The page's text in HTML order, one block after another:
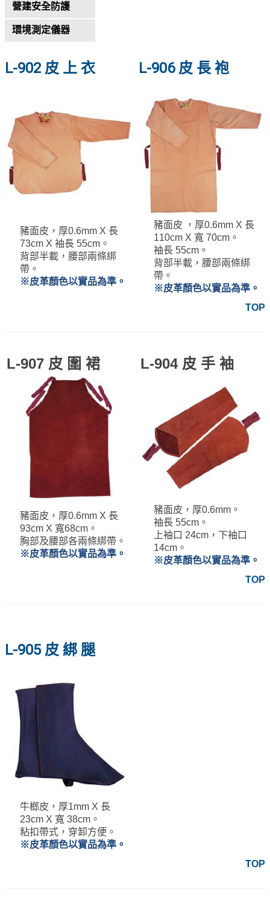
營建安全防護
環境測定儀器
L-902 皮 上 衣 L-906 皮 長 袍
豬面皮，厚0.6mm X 長
73cm X 袖長 55cm。
背部半載，腰部兩條綁
帶。
※皮革顏色以實品為準。
豬面皮 ，厚0.6mm X 長
110cm X 寬 70cm。
袖長 55cm。
背部半載，腰部兩條綁
帶。
※皮革顏色以實品為準。
TOP
L-907 皮 圍 裙 L-904 皮 手 袖
豬面皮，厚0.6mm X 長
93cm X 寬68cm。
胸部及腰部各兩條綁帶。
※皮革顏色以實品為準。
豬面皮，厚0.6mm。
袖長 55cm。
上袖口 24cm，下袖口
14cm。
※皮革顏色以實品為準。
TOP
L-905 皮 綁 腿
牛榔皮，厚1mm X 長
23cm X 寬 38cm。
粘扣帶式，穿卸方便。
※皮革顏色以實品為準。
TOP